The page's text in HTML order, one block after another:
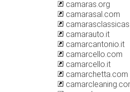
camaras.org
camarasal.com
camarauto.it
camarcantonio.it
camarcello.com
camarcello.it
camarchetta.com